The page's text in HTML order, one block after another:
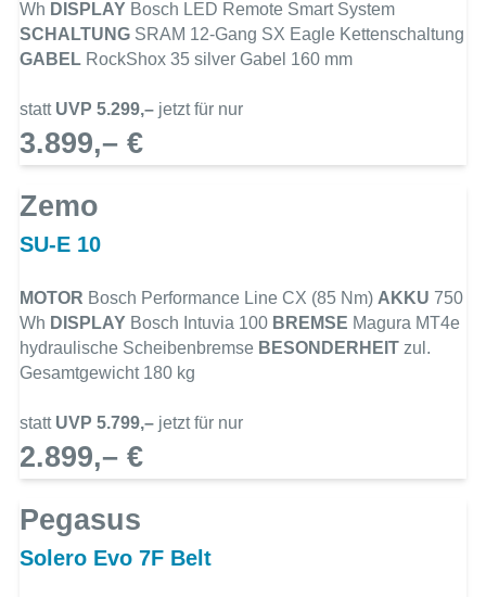
Wh DISPLAY Bosch LED Remote Smart System
SCHALTUNG SRAM 12-Gang SX Eagle Kettenschaltung
GABEL RockShox 35 silver Gabel 160 mm
statt UVP 5.299,– jetzt für nur
3.899,– €
Zemo
SU-E 10
MOTOR Bosch Performance Line CX (85 Nm) AKKU 750
Wh DISPLAY Bosch Intuvia 100 BREMSE Magura MT4e
hydraulische Scheibenbremse BESONDERHEIT zul.
Gesamtgewicht 180 kg
statt UVP 5.799,– jetzt für nur
2.899,– €
Pegasus
Solero Evo 7F Belt